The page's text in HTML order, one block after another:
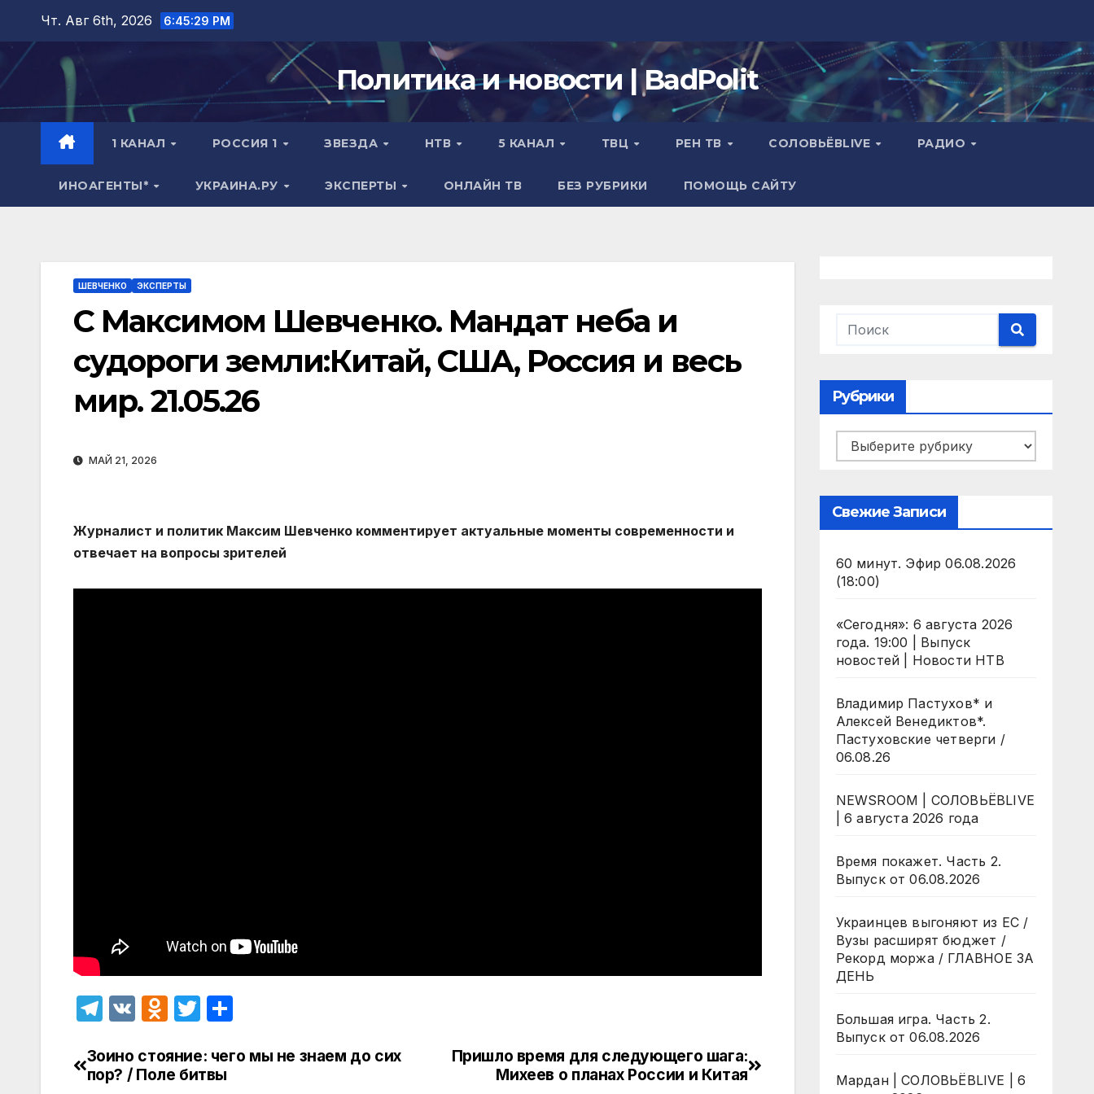
Перейти
содержимому
Чт. Авг 6th, 2026 6:45:30 PM
Политика и новости | BadPolit
1 КАНАЛ РОССИЯ 1 ЗВЕЗДА НТВ 5 КАНАЛ ТВЦ РЕН ТВ СОЛОВЬЁВLIVE РАДИО
ИНОАГЕНТЫ* УКРАИНА.РУ ЭКСПЕРТЫ ОНЛАЙН ТВ БЕЗ РУБРИКИ ПОМОЩЬ САЙТУ
ШЕВЧЕНКО ЭКСПЕРТЫ
С Максимом Шевченко. Мандат неба и
судороги земли:Китай, США, Россия и весь
мир. 21.05.26
МАЙ 21, 2026
Журналист и политик Максим Шевченко комментирует актуальные моменты современности и
отвечает на вопросы зрителей
T
e
gr
V
O
n
o
T
itt
er
п
Навигация
Пришло время для следующего шага:
Михеев о планах России и Китая
Зоино стояние: чего мы не знаем до сих
пор? / Поле битвы
Рубрики
Рубрики
Свежие Записи
60 минут. Эфир 06.08.2026
(18:00)
«Сегодня»: 6 августа 2026
года. 19:00 | Выпуск
новостей | Новости НТВ
Владимир Пастухов* и
Алексей Венедиктов*.
Пастуховские четверги /
06.08.26
NEWSROOM | СОЛОВЬЁВLIVE
| 6 августа 2026 года
Время покажет. Часть 2.
Выпуск от 06.08.2026
Украинцев выгоняют из ЕС /
Вузы расширят бюджет /
Рекорд моржа / ГЛАВНОЕ ЗА
ДЕНЬ
Большая игра. Часть 2.
Выпуск от 06.08.2026
Мардан | СОЛОВЬЁВLIVE | 6